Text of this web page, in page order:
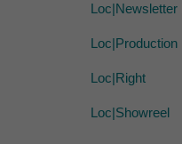
Loc|Newsletter
Loc|Production
Loc|Right
Loc|Showreel